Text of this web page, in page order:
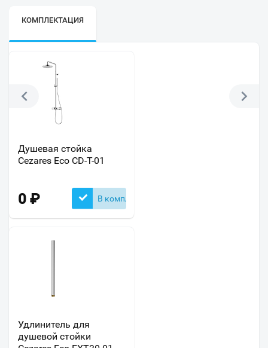
КОМПЛЕКТАЦИЯ
Душевая стойка
Cezares Eco CD-T-01
0 ₽ В комплекте
Удлинитель для
душевой стойки